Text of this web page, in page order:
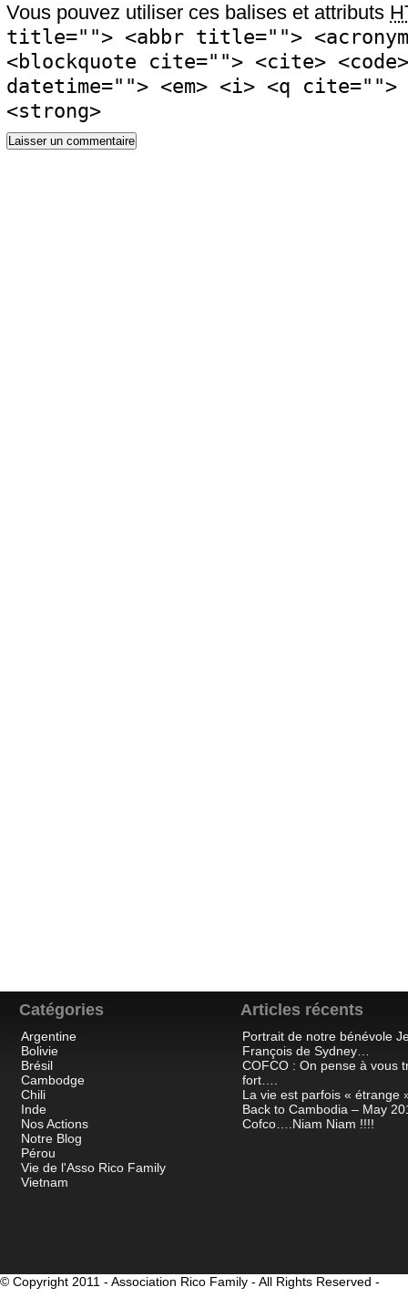
Vous pouvez utiliser ces balises et attributs
title=""> <abbr title="">
<blockquote cite=""> <cite>
datetime=""> <em> <i> <q
<strong>
Catégories
Argentine
Bolivie
Brésil
Cambodge
Chili
Inde
Nos Actions
Notre Blog
Pérou
Vie de l'Asso Rico Family
Vietnam
Articles récents
Portrait de notre bénévole
François de Sydney…
COFCO : On pense à vous
fort….
La vie est parfois « étrange
Back to Cambodia – May
Cofco….Niam Niam !!!!
© Copyright 2011 - Association Rico Family - All Rights Reserved -